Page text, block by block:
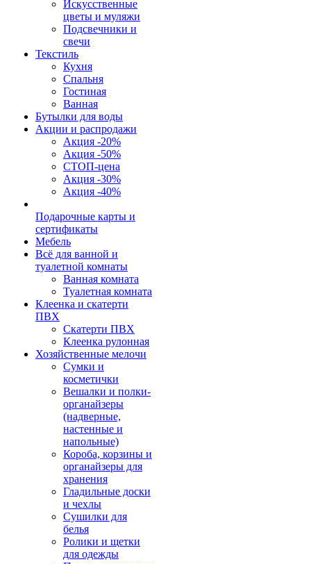
Искусственные
цветы и муляжи
Подсвечники и
свечи
Текстиль
Кухня
Спальня
Гостиная
Ванная
Бутылки для воды
Акции и распродажи
Акция -20%
Акция -50%
СТОП-цена
Акция -30%
Акция -40%
Подарочные карты и
сертификаты
Мебель
Всё для ванной и
туалетной комнаты
Ванная комната
Туалетная комната
Клеенка и скатерти
ПВХ
Скатерти ПВХ
Клеенка рулонная
Хозяйственные мелочи
Сумки и
косметички
Вешалки и полки-
органайзеры
(надверные,
настенные и
напольные)
Короба, корзины и
органайзеры для
хранения
Гладильные доски
и чехлы
Сушилки для
белья
Ролики и щетки
для одежды